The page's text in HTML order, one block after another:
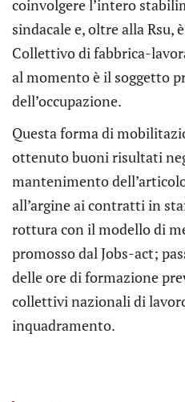
coinvolgere l’intero
sindacale e, oltre alla Rsu,
Collettivo di fabbrica-
al momento è il soggetto
dell’occupazione.
Questa forma di
ottenuto buoni risultati
mantenimento
all’argine ai contratti in
rottura con il modello di
promosso dal Jobs-act;
delle ore di formazione
collettivi nazionali di
inquadramento.